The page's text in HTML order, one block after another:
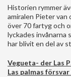
Historien rymmer
amiralen Pieter van
över 70 fartyg och
lyckades invånarna
har blivit en del av
Vegueta- der Las
Las palmas